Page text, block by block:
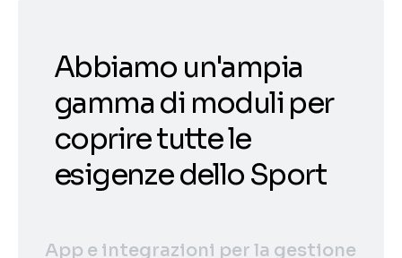
Abbiamo un'ampia
gamma di moduli per
coprire tutte le
esigenze dello Sport
App e integrazioni per la gestione